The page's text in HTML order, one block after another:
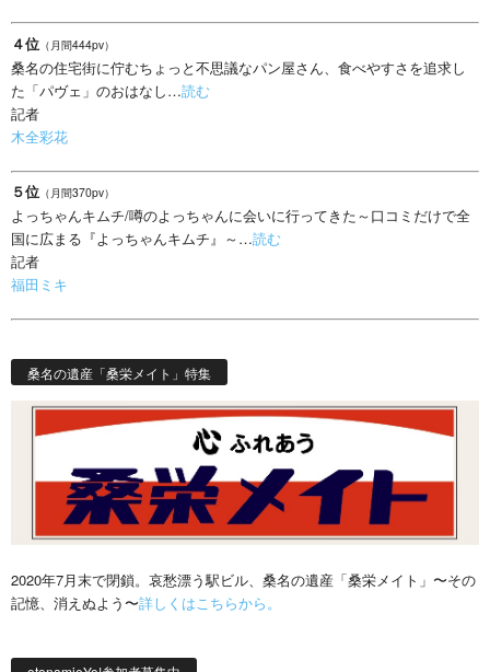
４位 （月間444pv）
桑名の住宅街に佇むちょっと不思議なパン屋さん、食べやすさを追求し
た「パヴェ」のおはなし…読む
記者
木全彩花
５位 （月間370pv）
よっちゃんキムチ/噂のよっちゃんに会いに行ってきた～口コミだけで全
国に広まる『よっちゃんキムチ』～…読む
記者
福田ミキ
桑名の遺産「桑栄メイト」特集
2020年7月末で閉鎖。哀愁漂う駅ビル、桑名の遺産「桑栄メイト」〜その
記憶、消えぬよう〜詳しくはこちらから。